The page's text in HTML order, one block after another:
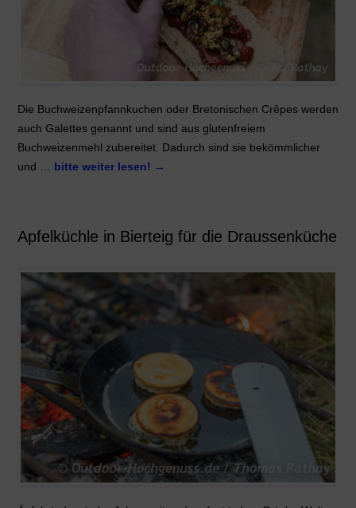
Die Buchweizenpfannkuchen oder Bretonischen Crêpes werden
auch Galettes genannt und sind aus glutenfreiem
Buchweizenmehl zubereitet. Dadurch sind sie bekömmlicher
und … bitte weiter lesen! →
Apfelküchle in Bierteig für die Draussenküche